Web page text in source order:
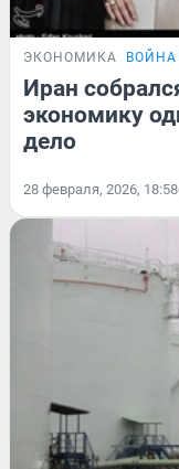
ЭКОНОМИКА
Иран
экономику
дело
28 февраля, 2026, 18:58